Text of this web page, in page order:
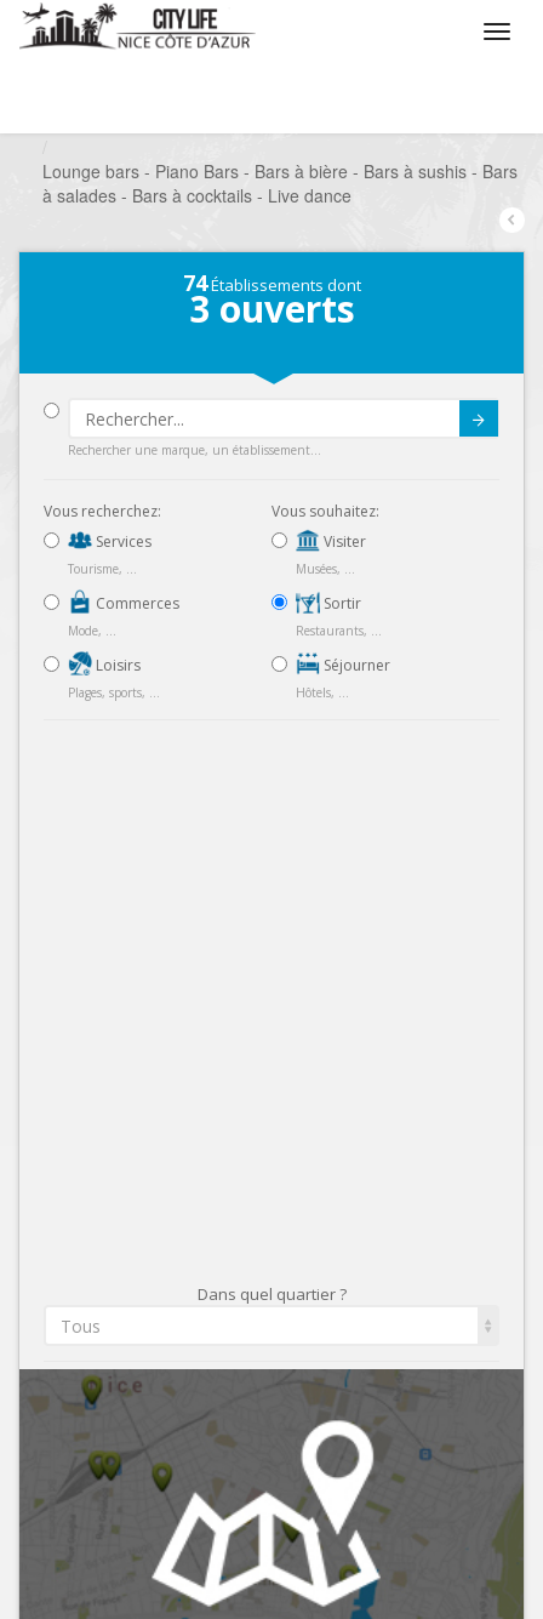
Lounge bars - Piano Bars - Bars à bière - Bars à sushis - Bars
à salades - Bars à cocktails - Live dance
74Établissements dont
3 ouverts
Rechercher une marque, un établissement...
Vous recherchez:
Services
Tourisme, ...
Commerces
Mode, ...
Loisirs
Plages, sports, ...
Vous souhaitez:
Visiter
Musées, ...
Sortir
Restaurants, ...
Séjourner
Hôtels, ...
Dans quel quartier ?
Tous